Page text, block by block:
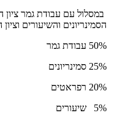
במסלול עם עבודת גמר ציון
הסמינריונים והשיעורים
50% עבודת גמר
25% סמינריונים
20% רפראטים
5% שיעורים